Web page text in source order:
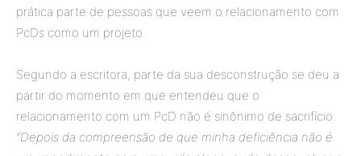
prática parte de pessoas que veem o relacionamento com
PcDs como um projeto.
Segundo a escritora, parte da sua desconstrução se deu a
partir do momento em que entendeu que o
relacionamento com um PcD não é sinônimo de sacrifício.
“Depois da compreensão de que minha deficiência não é